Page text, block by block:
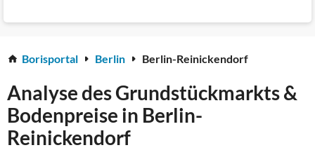
Borisportal Berlin Berlin-Reinickendorf
Analyse des Grundstückmarkts &
Bodenpreise in Berlin-
Reinickendorf